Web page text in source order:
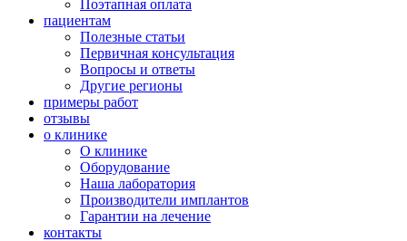
Поэтапная оплата
пациентам
Полезные статьи
Первичная консультация
Вопросы и ответы
Другие регионы
примеры работ
отзывы
о клинике
О клинике
Оборудование
Наша лаборатория
Производители имплантов
Гарантии на лечение
контакты